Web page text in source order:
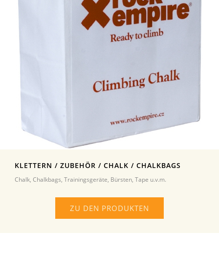
KLETTERN / ZUBEHÖR / CHALK / CHALKBAGS
Chalk, Chalkbags, Trainingsgeräte, Bürsten, Tape u.v.m.
ZU DEN PRODUKTEN